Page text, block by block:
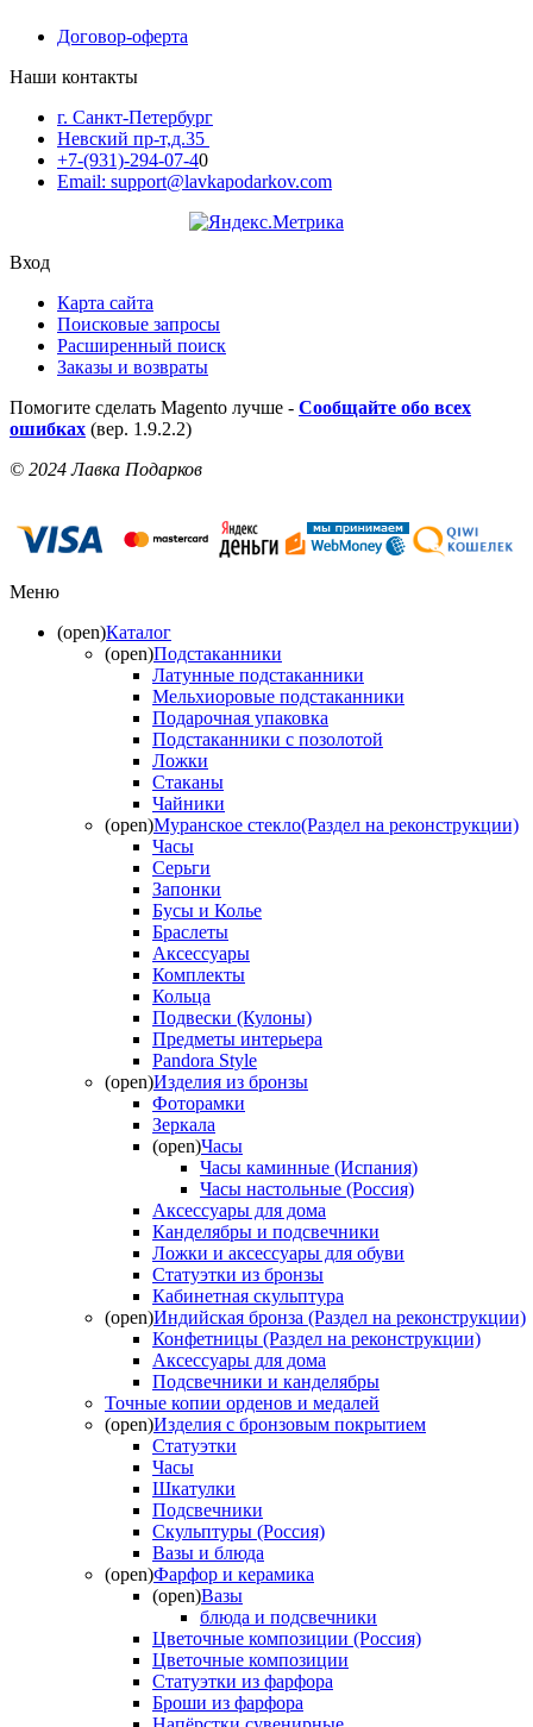
Договор-оферта
Наши контакты
г. Санкт-Петербург
Невский пр-т,д.35
+7-(931)-294-07-40
Email: support@lavkapodarkov.com
Вход
Карта сайта
Поисковые запросы
Расширенный поиск
Заказы и возвраты
Помогите сделать Magento лучше - Сообщайте обо всех
ошибках (вер. 1.9.2.2)
© 2024 Лавка Подарков
Меню
(open)Каталог
(open)Подстаканники
Латунные подстаканники
Мельхиоровые подстаканники
Подарочная упаковка
Подстаканники с позолотой
Ложки
Стаканы
Чайники
(open)Муранское стекло(Раздел на реконструкции)
Часы
Серьги
Запонки
Бусы и Колье
Браслеты
Аксессуары
Комплекты
Кольца
Подвески (Кулоны)
Предметы интерьера
Pandora Style
(open)Изделия из бронзы
Фоторамки
Зеркала
(open)Часы
Часы каминные (Испания)
Часы настольные (Россия)
Аксессуары для дома
Канделябры и подсвечники
Ложки и аксессуары для обуви
Статуэтки из бронзы
Кабинетная скульптура
(open)Индийская бронза (Раздел на реконструкции)
Конфетницы (Раздел на реконструкции)
Аксессуары для дома
Подсвечники и канделябры
Точные копии орденов и медалей
(open)Изделия с бронзовым покрытием
Статуэтки
Часы
Шкатулки
Подсвечники
Скульптуры (Россия)
Вазы и блюда
(open)Фарфор и керамика
(open)Вазы
блюда и подсвечники
Цветочные композиции (Россия)
Цветочные композиции
Статуэтки из фарфора
Броши из фарфора